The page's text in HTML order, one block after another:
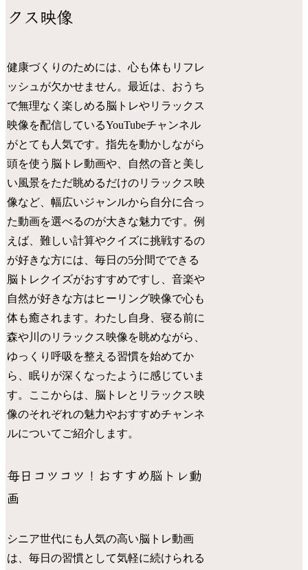
クス映像
健康づくりのためには、心も体もリフレ
ッシュが欠かせません。最近は、おうち
で無理なく楽しめる脳トレやリラックス
映像を配信しているYouTubeチャンネル
がとても人気です。指先を動かしながら
頭を使う脳トレ動画や、自然の音と美し
い風景をただ眺めるだけのリラックス映
像など、幅広いジャンルから自分に合っ
た動画を選べるのが大きな魅力です。例
えば、難しい計算やクイズに挑戦するの
が好きな方には、毎日の5分間でできる
脳トレクイズがおすすめですし、音楽や
自然が好きな方はヒーリング映像で心も
体も癒されます。わたし自身、寝る前に
森や川のリラックス映像を眺めながら、
ゆっくり呼吸を整える習慣を始めてか
ら、眠りが深くなったように感じていま
す。ここからは、脳トレとリラックス映
像のそれぞれの魅力やおすすめチャンネ
ルについてご紹介します。
毎日コツコツ！おすすめ脳トレ動
画
シニア世代にも人気の高い脳トレ動画
は、毎日の習慣として気軽に続けられる